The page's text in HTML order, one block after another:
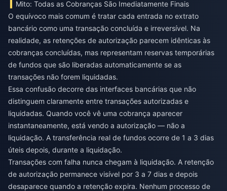
Mito: Todas as Cobranças São Imediatamente Finais
O equívoco mais comum é tratar cada entrada no extrato
bancário como uma transação concluída e irreversível. Na
realidade, as retenções de autorização parecem idênticas às
cobranças concluídas, mas representam reservas temporárias
de fundos que são liberadas automaticamente se as
transações não forem liquidadas.
Essa confusão decorre das interfaces bancárias que não
distinguem claramente entre transações autorizadas e
liquidadas. Quando você vê uma cobrança aparecer
instantaneamente, está vendo a autorização — não a
liquidação. A transferência real de fundos ocorre de 1 a 3 dias
úteis depois, durante a liquidação.
Transações com falha nunca chegam à liquidação. A retenção
de autorização permanece visível por 3 a 7 dias e depois
desaparece quando a retenção expira. Nenhum processo de